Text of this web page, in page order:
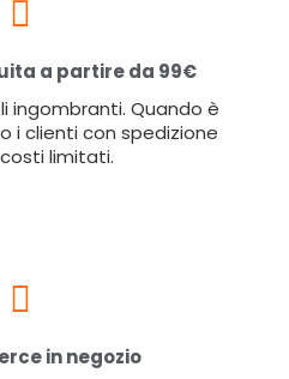
a partire da 99€
ingombranti. Quando è
i clienti con spedizione
limitati.
in negozio